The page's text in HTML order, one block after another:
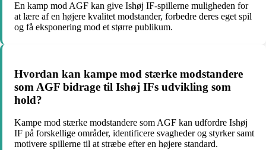
En kamp mod AGF kan give Ishøj IF-spillerne muligheden for
at lære af en højere kvalitet modstander, forbedre deres eget spil
og få eksponering mod et større publikum.
Hvordan kan kampe mod stærke modstandere
som AGF bidrage til Ishøj IFs udvikling som
hold?
Kampe mod stærke modstandere som AGF kan udfordre Ishøj
IF på forskellige områder, identificere svagheder og styrker samt
motivere spillerne til at stræbe efter en højere standard.